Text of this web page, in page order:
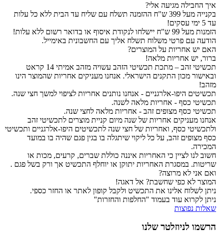
איך החבילה מגיעה אלי?
בקנייה מעל 399 ש"ח ההזמנה תשלח עם שליח עד הבית ללא כל עלות
עד 5 ימי עסקים!
הזמנות מעל 99 ש"ח יישלחו לנקודת איסוף או בדואר רשום ללא עלות!
הודעה עם פרטי משלוח תשלח אליך עם החשבונית באימייל.
האם יש אחריות על המוצרים?
ברור, יש אחריות מלאה!
תכשיטי זהב – מתכת תכשיטי הזהב עשויה מזהב אמיתי 14 קראט
ובאישור מכון התקנים הישראלי. אנחנו מעניקים אחריות שהמוצר הינו
מזהב!
תכשיטים היפו-אלרגניים - אנחנו נותנים אחריות לציפוי למשך חצי שנה.
תכשיטי כסף - אחריות מלאה לשנה.
תכשיטי כסף מצופים זהב - אחריות מלאה לחצי שנה.
אנחנו מעניקים אחריות של שנה מיום קניית מוצרים לתכשיטי זהב
ולתכשיטי כסף, ואחריות של חצי שנה לתכשיטים היפו-אלרגניים ותכשיטי
כסף מצופים זהב, על כל ליקוי שיתגלה בו בגין פגם שהיה בו במועד
המכירה.
חשוב לנו לציין כי האחריות איננה כוללת שברים, קרעים, מכות או
שריטות. במסגרת האחריות יתוקן או יוחלף התכשיט אך ורק בשל פגם .
ואם אני לא מרוצה?
המוצר לא כפי שחשבת? אל דאגה!
ניתן לשלוח אלינו את התכשיט ולקבל קופון לאתר או החזר כספי.
ניתן לקרוא עוד בעמוד "החלפות והחזרות"
שאלות נפוצות
הרשמו לניוזלטר שלנו